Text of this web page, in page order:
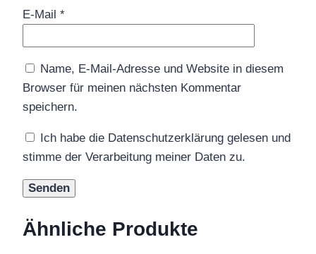
E-Mail *
Name, E-Mail-Adresse und Website in diesem
Browser für meinen nächsten Kommentar
speichern.
Ich habe die Datenschutzerklärung gelesen und
stimme der Verarbeitung meiner Daten zu.
Ähnliche Produkte